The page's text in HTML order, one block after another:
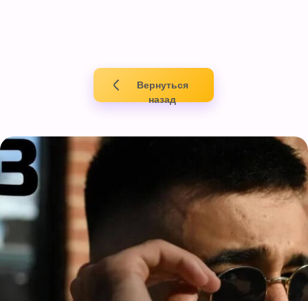
Вернуться
назад